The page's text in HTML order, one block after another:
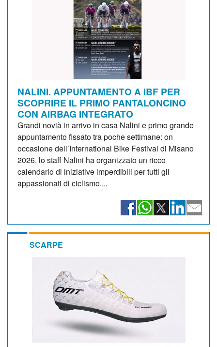
NALINI. APPUNTAMENTO A IBF PER
SCOPRIRE IL PRIMO PANTALONCINO
CON AIRBAG INTEGRATO
Grandi novià in arrivo in casa Nalini e primo grande
appuntamento fissato tra poche settimane: on
occasione dell’International Bike Festival di Misano
2026, lo staff Nalini ha organizzato un ricco
calendario di iniziative imperdibili per tutti gli
appassionati di ciclismo....
SCARPE